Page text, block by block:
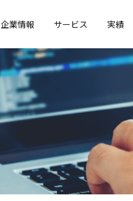
企業情報 サービス 実績